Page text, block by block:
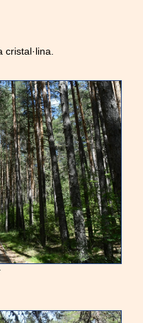
cristal·lina.